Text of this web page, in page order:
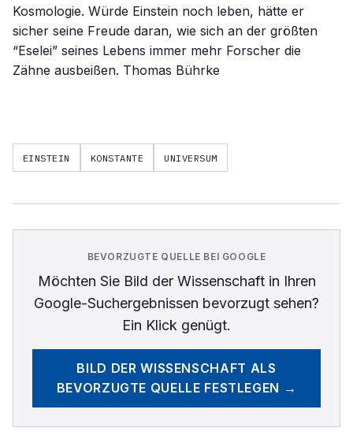
Kosmologie. Würde Einstein noch leben, hätte er
sicher seine Freude daran, wie sich an der größten
“Eselei” seines Lebens immer mehr Forscher die
Zähne ausbeißen. Thomas Bührke
EINSTEIN KONSTANTE UNIVERSUM
BEVORZUGTE QUELLE BEI GOOGLE
Möchten Sie Bild der Wissenschaftin Ihren
Google-Suchergebnissen bevorzugt sehen?
Ein Klick genügt.
BILD DER WISSENSCHAFT ALS
BEVORZUGTE QUELLE FESTLEGEN →